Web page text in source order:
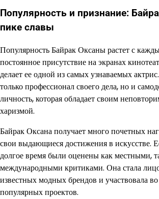
Популярность и признание:
пике славы
Популярность Байрак Оксаны растет с
постоянное присутствие на экранах
делает ее одной из самых узнаваемых
только профессионал своего дела, но и
личность, которая обладает своим
харизмой.
Байрак Оксана получает много почетных
свои выдающиеся достижения в искусстве.
долгое время были оценены как местными,
международными критиками. Она стала
известных модных брендов и участвовала
популярных проектов.